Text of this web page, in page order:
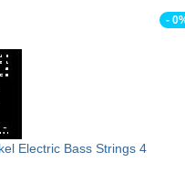
-
Electric Bass Strings 4